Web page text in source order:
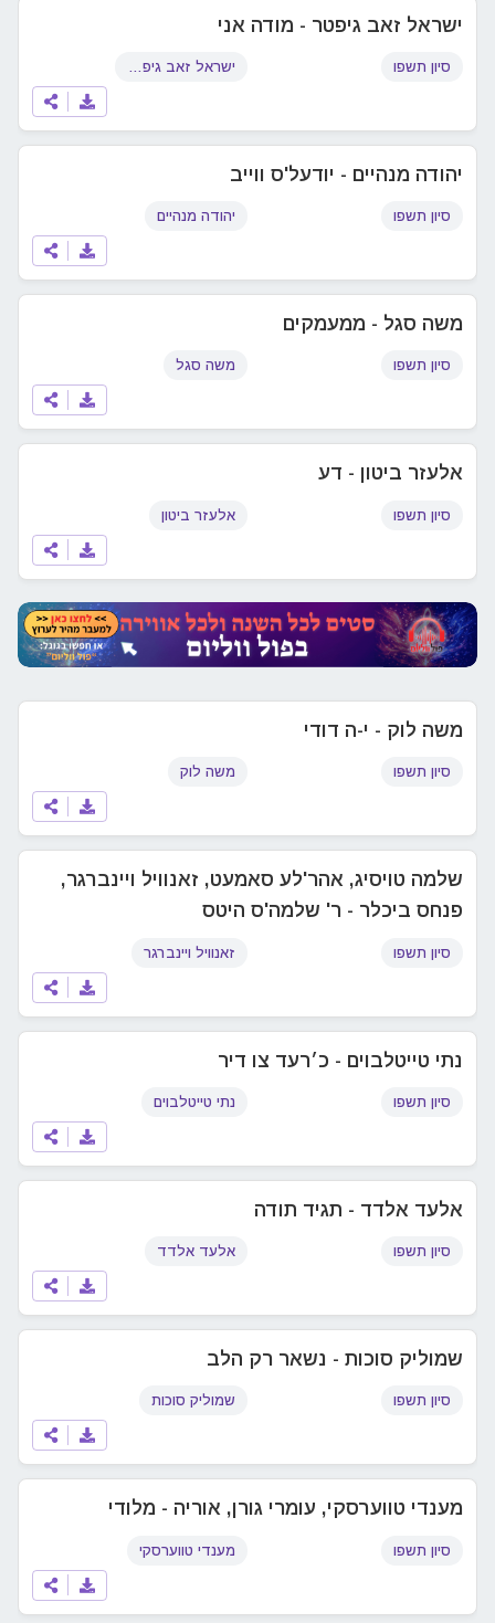
ישראל זאב גיפטר - מודה אני
סיון תשפו ישראל זאב גיפטר
יהודה מנהיים - יודעל'ס ווייב
סיון תשפו יהודה מנהיים
משה סגל - ממעמקים
סיון תשפו משה סגל
אלעזר ביטון - דע
סיון תשפו אלעזר ביטון
משה לוק - י-ה דודי
סיון תשפו משה לוק
שלמה טויסיג, אהר'לע סאמעט, זאנוויל ויינברגר,
פנחס ביכלר - ר' שלמה'ס היטס
סיון תשפו זאנוויל ויינברגר
נתי טייטלבוים - כ׳רעד צו דיר
סיון תשפו נתי טייטלבוים
אלעד אלדד - תגיד תודה
סיון תשפו אלעד אלדד
שמוליק סוכות - נשאר רק הלב
סיון תשפו שמוליק סוכות
מענדי טווערסקי, עומרי גורן, אוריה - מלודי
סיון תשפו מענדי טווערסקי